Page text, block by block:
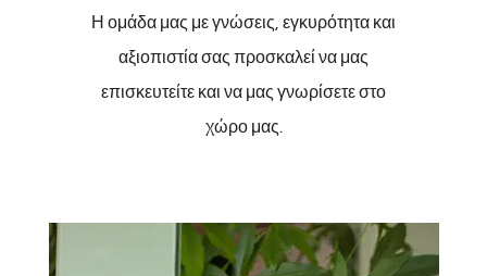
Η ομάδα μας με γνώσεις, εγκυρότητα και
αξιοπιστία σας προσκαλεί να μας
επισκευτείτε και να μας γνωρίσετε στο
χώρο μας.